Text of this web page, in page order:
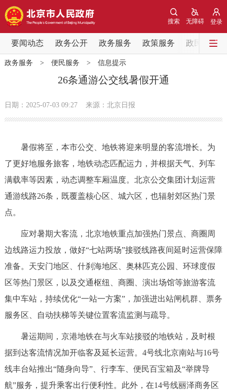
登录
无障碍
搜索
要闻动态 政务公开 政务服务 政策服务 政民互动
要闻动态
党中央精神 国务院信息
政务公开
市领导 机构职能 政策服务
专题公开
政务服务
中介服务 阳光政务
政务服务 > 便民服务 > 信息提示
26条通游公交线暑假开通
日期：2025-07-03 09:27 来源：北京日报
暑假将至，本市公交、地铁将迎来明显的客流增长。为
了更好地服务旅客，地铁动态匹配运力，并根据天气、列车
满载率等因素，动态调整车厢温度。北京公交集团计划运营
通游线路26条，既覆盖核心区、城六区，也辐射郊区热门景
点。
应对暑期大客流，北京地铁重点加强热门景点、商圈周
边线路运力投放，做好“七站两场”接驳线路夜间延时运营保障
准备。天安门地区、什刹海地区、奥林匹克公园、环球度假
区等热门景区，以及交通枢纽、商圈、演出场馆等旅游客流
集中车站，持续优化“一站一方案”，加强进出站闸机群、票务
服务区、自动扶梯等关键位置客流监测与疏导。
暑运期间，京港地铁在与火车站接驳的地铁站，及时根
据到达客流情况加开临客及延长运营。4号线北京南站与16号
线丰台站推出“随身向导”、行李车、便民百宝箱及“举牌导
航”服务，提升乘客出行便利性。此外，在14号线丽泽商务区